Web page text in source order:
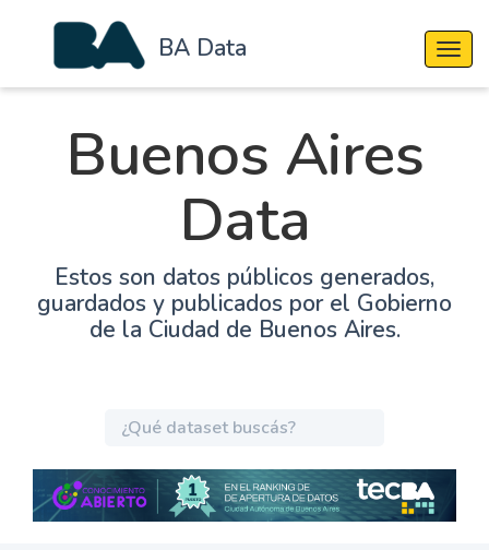
BA Data
Buenos Aires
Data
Estos son datos públicos generados,
guardados y publicados por el Gobierno
de la Ciudad de Buenos Aires.